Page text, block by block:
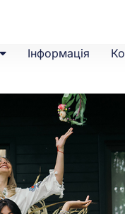
Інформація